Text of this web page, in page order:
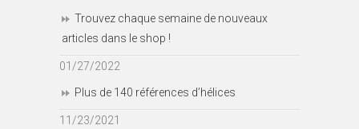
Trouvez chaque semaine de nouveaux
articles dans le shop !
01/27/2022
Plus de 140 références d’hélices
11/23/2021